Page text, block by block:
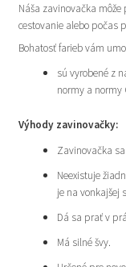
Náša zavinovačka
cestovanie alebo počas
Bohatosť farieb vám
sú vyrobené z
normy a normy
Výhody zavinovačky:
Zavinovačka
Neexistuje
je na vonkajšej
Dá sa prať v
Má silné švy.